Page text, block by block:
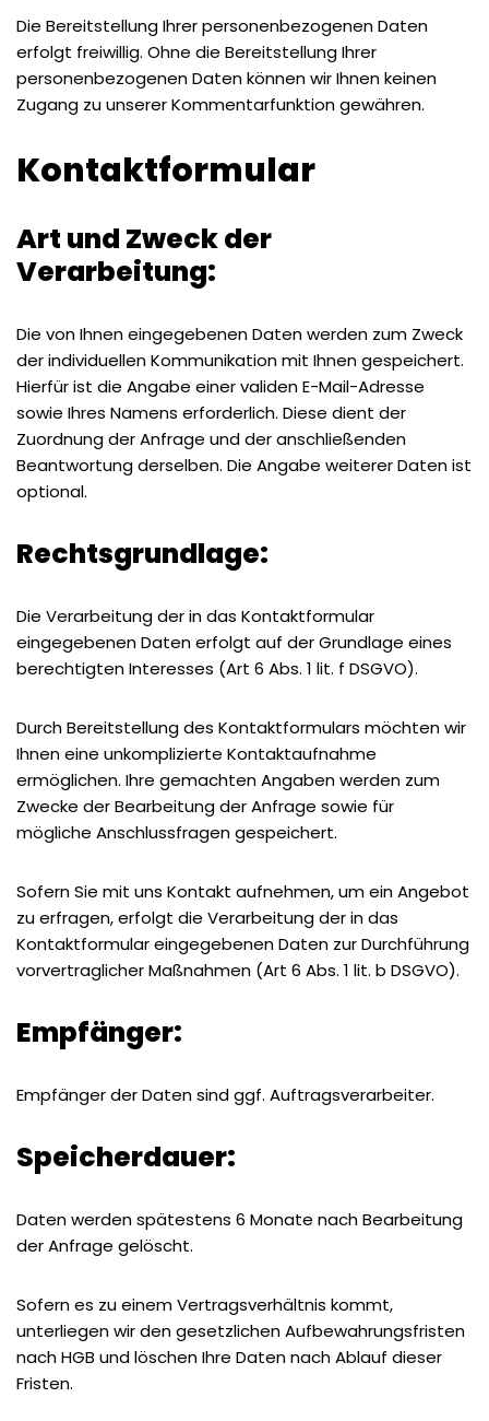
Die Bereitstellung Ihrer personenbezogenen Daten
erfolgt freiwillig. Ohne die Bereitstellung Ihrer
personenbezogenen Daten können wir Ihnen keinen
Zugang zu unserer Kommentarfunktion gewähren.
Kontaktformular
Art und Zweck der
Verarbeitung:
Die von Ihnen eingegebenen Daten werden zum Zweck
der individuellen Kommunikation mit Ihnen gespeichert.
Hierfür ist die Angabe einer validen E-Mail-Adresse
sowie Ihres Namens erforderlich. Diese dient der
Zuordnung der Anfrage und der anschließenden
Beantwortung derselben. Die Angabe weiterer Daten ist
optional.
Rechtsgrundlage:
Die Verarbeitung der in das Kontaktformular
eingegebenen Daten erfolgt auf der Grundlage eines
berechtigten Interesses (Art 6 Abs. 1 lit. f DSGVO).
Durch Bereitstellung des Kontaktformulars möchten wir
Ihnen eine unkomplizierte Kontaktaufnahme
ermöglichen. Ihre gemachten Angaben werden zum
Zwecke der Bearbeitung der Anfrage sowie für
mögliche Anschlussfragen gespeichert.
Sofern Sie mit uns Kontakt aufnehmen, um ein Angebot
zu erfragen, erfolgt die Verarbeitung der in das
Kontaktformular eingegebenen Daten zur Durchführung
vorvertraglicher Maßnahmen (Art 6 Abs. 1 lit. b DSGVO).
Empfänger:
Empfänger der Daten sind ggf. Auftragsverarbeiter.
Speicherdauer:
Daten werden spätestens 6 Monate nach Bearbeitung
der Anfrage gelöscht.
Sofern es zu einem Vertragsverhältnis kommt,
unterliegen wir den gesetzlichen Aufbewahrungsfristen
nach HGB und löschen Ihre Daten nach Ablauf dieser
Fristen.